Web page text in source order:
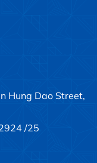
Hung Dao Street,
/25